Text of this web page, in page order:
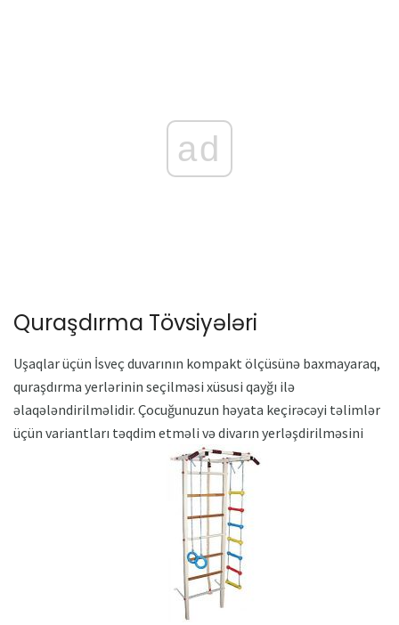
ad
Quraşdırma Tövsiyələri
Uşaqlar üçün İsveç duvarının kompakt ölçüsünə baxmayaraq,
quraşdırma yerlərinin seçilməsi xüsusi qayğı ilə
əlaqələndirilməlidir. Çocuğunuzun həyata keçirəcəyi təlimlər
üçün variantları təqdim etməli və divarın yerləşdirilməsini